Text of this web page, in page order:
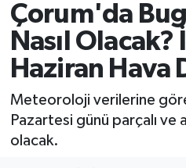
Çorum'da
Nasıl Olacak?
Haziran Hava
Meteoroloji verilerine
Pazartesi günü parçalı
olacak.
Tüm Manşetler
Son Dakika Haberleri
Haber Arşivi